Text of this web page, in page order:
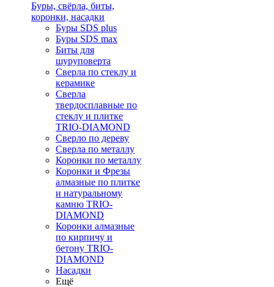
Буры, свёрла, биты,
коронки, насадки
Буры SDS plus
Буры SDS max
Биты для
шуруповерта
Сверла по стеклу и
керамике
Сверла
твердосплавные по
стеклу и плитке
TRIO-DIAMOND
Сверло по дереву
Сверла по металлу
Коронки по металлу
Коронки и Фрезы
алмазные по плитке
и натуральному
камню TRIO-
DIAMOND
Коронки алмазные
по кирпичу и
бетону TRIO-
DIAMOND
Насадки
Ещё